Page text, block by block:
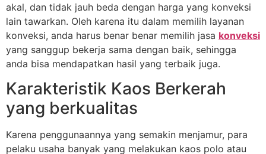
akal, dan tidak jauh beda dengan harga yang konveksi
lain tawarkan. Oleh karena itu dalam memilih layanan
konveksi, anda harus benar benar memilih jasa konveksi
yang sanggup bekerja sama dengan baik, sehingga
anda bisa mendapatkan hasil yang terbaik juga.
Karakteristik Kaos Berkerah
yang berkualitas
Karena penggunaannya yang semakin menjamur, para
pelaku usaha banyak yang melakukan kaos polo atau